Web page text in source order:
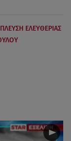
ΠΛΕΥΣΗ ΕΛΕΥΘΕΡΙΑΣ